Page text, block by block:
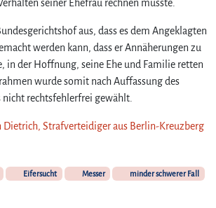
seiner Ehefrau rechnen musste.
aus, dass es dem Angeklagten
werden kann, dass er Annäherungen zu
in der Hoffnung, seine Ehe und Familie retten
wurde somit nach Auffassung des
nicht rechtsfehlerfrei gewählt.
Dietrich, Strafverteidiger aus Berlin-Kreuzberg
Eifersucht Messer
minder schwerer Fall